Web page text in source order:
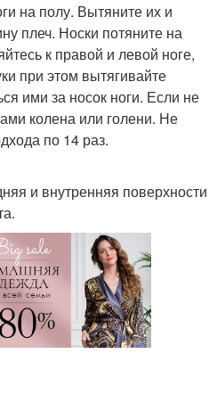
на полу. Вытяните их и
плеч. Носки потяните на
к правой и левой ноге,
при этом вытягивайте
ими за носок ноги. Если не
колена или голени. Не
по 14 раз.
и внутренняя поверхности